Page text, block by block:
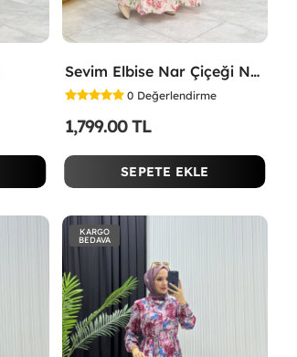
Sevim Elbise Nar Çiçeği Nar Çiçeği
0 Değerlendirme
1,799.00 TL
SEPETE EKLE
KARGO
BEDAVA